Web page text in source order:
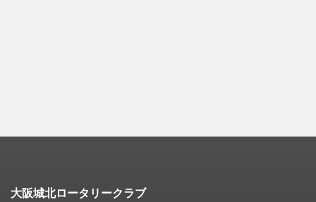
大阪城北ロータリークラブ